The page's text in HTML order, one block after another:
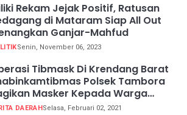
Rekam Jejak Positif, Ratusan
di Mataram Siap All Out
Ganjar-Mahfud
Senin, November 06, 2023
Tibmask Di Krendang Barat
Polsek Tambora
Masker Kepada Warga
Prokes
DAERAHSelasa, Februari 02, 2021